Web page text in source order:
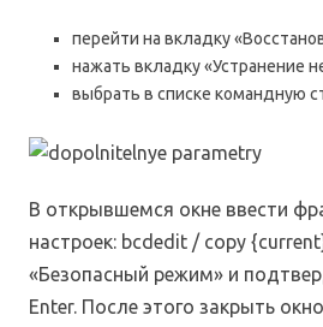
перейти на вкладку
нажать вкладку «Устранение
выбрать в списке командную
В открывшемся окне ввести
настроек: bcdedit / copy
«Безопасный режим» и
Enter. После этого закрыть